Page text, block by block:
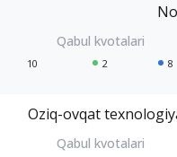
10 2 8
Oziq-ovqat